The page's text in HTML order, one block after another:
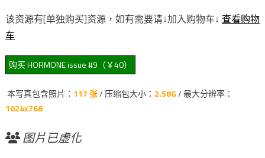
该资源有[单独购买]资源，如有需要请↓加入购物车↓ 查看购物
车
本写真包含照片： 117 张/ 压缩包大小： 2.58G/ 最大分辨率：
1024x768
图片已虚化